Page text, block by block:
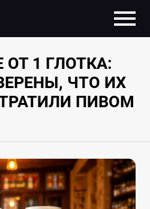
1 ГЛОТКА:
ЧТО ИХ
ПИВОМ